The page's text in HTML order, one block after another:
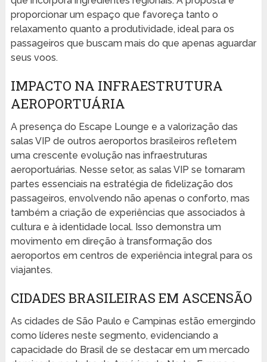
proporcionar um espaço que favoreça tanto o
relaxamento quanto a produtividade, ideal para os
passageiros que buscam mais do que apenas aguardar
seus voos.
IMPACTO NA INFRAESTRUTURA
AEROPORTUÁRIA
A presença do Escape Lounge e a valorização das
salas VIP de outros aeroportos brasileiros refletem
uma crescente evolução nas infraestruturas
aeroportuárias. Nesse setor, as salas VIP se tornaram
partes essenciais na estratégia de fidelização dos
passageiros, envolvendo não apenas o conforto, mas
também a criação de experiências que associados à
cultura e à identidade local. Isso demonstra um
movimento em direção à transformação dos
aeroportos em centros de experiência integral para os
viajantes.
CIDADES BRASILEIRAS EM ASCENSÃO
As cidades de São Paulo e Campinas estão emergindo
como líderes neste segmento, evidenciando a
capacidade do Brasil de se destacar em um mercado